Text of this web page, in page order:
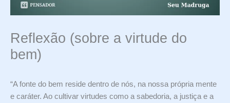
Reflexão (sobre a virtude do
bem)
“A fonte do bem reside dentro de nós, na nossa própria mente
e caráter. Ao cultivar virtudes como a sabedoria, a justiça e a